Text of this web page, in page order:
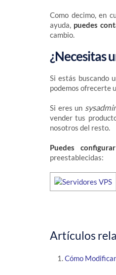
Como decimo, en
ayuda, puedes
cambio.
¿Necesitas
Si estás buscando
podemos ofrecerte
Si eres un
vender tus
nosotros del resto.
Puedes
preestablecidas:
Artículos
Cómo